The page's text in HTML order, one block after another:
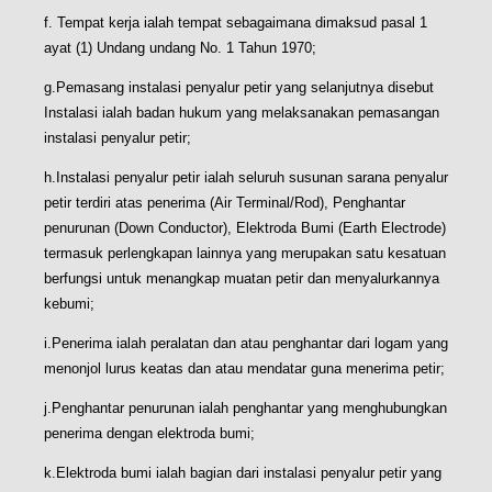
f. Tempat kerja ialah tempat sebagaimana dimaksud pasal 1
ayat (1) Undang undang No. 1 Tahun 1970;
g.Pemasang instalasi penyalur petir yang selanjutnya disebut
Instalasi ialah badan hukum yang melaksanakan pemasangan
instalasi penyalur petir;
h.Instalasi penyalur petir ialah seluruh susunan sarana penyalur
petir terdiri atas penerima (Air Terminal/Rod), Penghantar
penurunan (Down Conductor), Elektroda Bumi (Earth Electrode)
termasuk perlengkapan lainnya yang merupakan satu kesatuan
berfungsi untuk menangkap muatan petir dan menyalurkannya
kebumi;
i.Penerima ialah peralatan dan atau penghantar dari logam yang
menonjol lurus keatas dan atau mendatar guna menerima petir;
j.Penghantar penurunan ialah penghantar yang menghubungkan
penerima dengan elektroda bumi;
k.Elektroda bumi ialah bagian dari instalasi penyalur petir yang